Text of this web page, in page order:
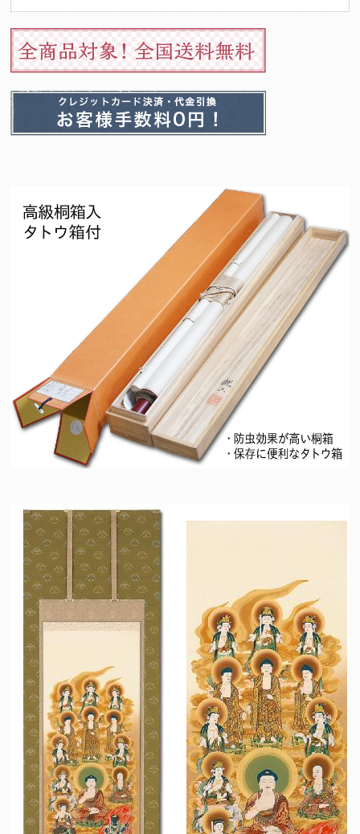
（十二支の守護仏にも起因）法要を期に祖先の供養とご自身やご家
族の守護を目的として心安らかな日々を過ごせるようこの掛け軸を
お掛けくださいませ。